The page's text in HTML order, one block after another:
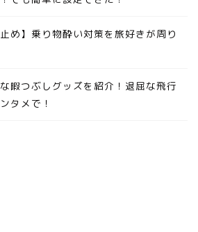
る。そのために必要な傾向と対策と
滞在拠点に。「108House Inn」で現